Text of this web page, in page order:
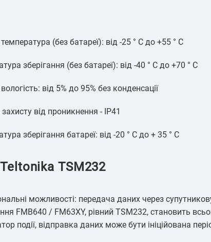
(без батареї): від -25 ° C до +55 ° C
зберігання (без батареї): від -40 ° C до +70 ° C
від 5% до 95% без конденсації
захисту від проникнення - IP41
зберігання батареї: від -20 ° C до + 35 ° C
TSM232
можливості: передача даних через
FMB640 / FM63XY, рівний TSM232, становить
події, відправка даних може бути ініційована